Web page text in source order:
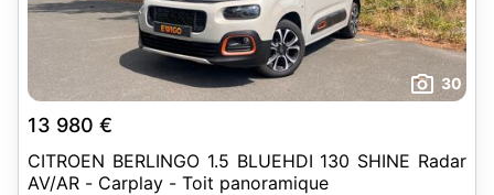
30
13 980 €
CITROEN BERLINGO 1.5 BLUEHDI 130 SHINE Radar
AV/AR - Carplay - Toit panoramique